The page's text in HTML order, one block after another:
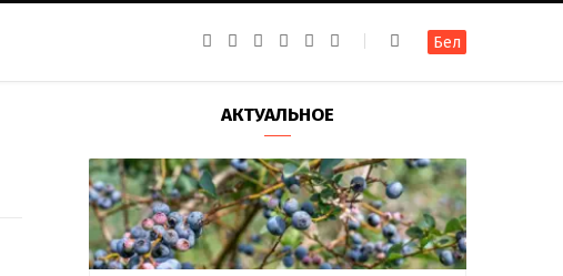
k
a
g
a
m
g
r
a
m
u
b
т
е
Бел
АКТУАЛЬНОЕ